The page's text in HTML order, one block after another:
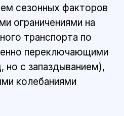
сезонных факторов
ограничениями на
транспорта по
переключающими
но с запаздыванием),
колебаниями